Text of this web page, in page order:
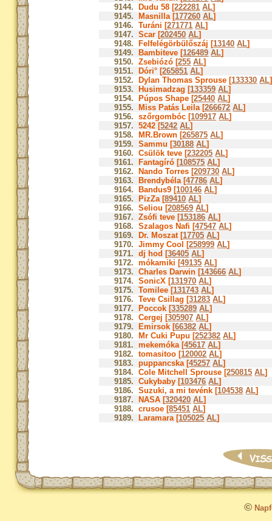
9144. Dudu 58 [222281 AL]
9145. Masnilla [177260 AL]
9146.Turáni [271771 AL]
9147.Scar [202450 AL]
9148. Felfelégörbülőszáj [13140 AL]
9149. Bambiteve [126489 AL]
9150.Zsebiózó [255 AL]
9151. Dóri° [265851 AL]
9152. Dylan Thomas Sprouse [133330 AL]
9153. Husimadzag [133359 AL]
9154. Púpos Shape [25440 AL]
9155. Miss Patás Leila [266672 AL]
9156.szőrgombóc [109917 AL]
9157.5242 [5242 AL]
9158. MR.Brown [265875 AL]
9159.Sammu [30188 AL]
9160.Csülök teve [232205 AL]
9161. Fantagíró [108575 AL]
9162. Nando Torres [209730 AL]
9163. Brendybéla [47786 AL]
9164. Bandus9 [100146 AL]
9165. PizZa [89410 AL]
9166.Seliou [208569 AL]
9167.Zsófi teve [153186 AL]
9168.Szalagos Nafi [47547 AL]
9169. Dr. Moszat [17705 AL]
9170.Jimmy Cool [258999 AL]
9171.dj hod [36405 AL]
9172.mókamiki [49135 AL]
9173.Charles Darwin [143666 AL]
9174.SonicX [131970 AL]
9175.Tomilee [131743 AL]
9176.Teve Csillag [31283 AL]
9177. Poccok [335289 AL]
9178.Cergej [305907 AL]
9179. Emirsok [66382 AL]
9180. Mr Cuki Pupu [252382 AL]
9181.mekemóka [45617 AL]
9182.tomasitoo [120002 AL]
9183.puppancska [45257 AL]
9184.Cole Mitchell Sprouse [250815 AL]
9185.Cukybaby [103476 AL]
9186.Suzuki, a mi tevénk [104538 AL]
9187. NASA [320420 AL]
9188.crusoe [85451 AL]
9189. Laramara [105025 AL]
©